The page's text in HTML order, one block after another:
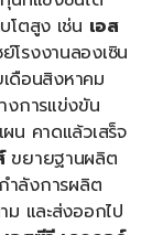
โตสูง เช่น เอส
โรงงานลองเซิน
ดือนสิงหาคม
งการแข่งขัน
น คาดแล้วเสร็จ
ขยายฐานผลิต
งการผลิต
และส่งออกไป